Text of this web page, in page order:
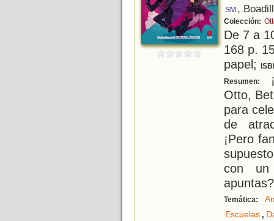
SM ,
Colección:
De 7 a
168 p.
papel;
Resumen:
Otto,
para
de
¡Pero
con
apuntas?
Temática:
Escuelas,